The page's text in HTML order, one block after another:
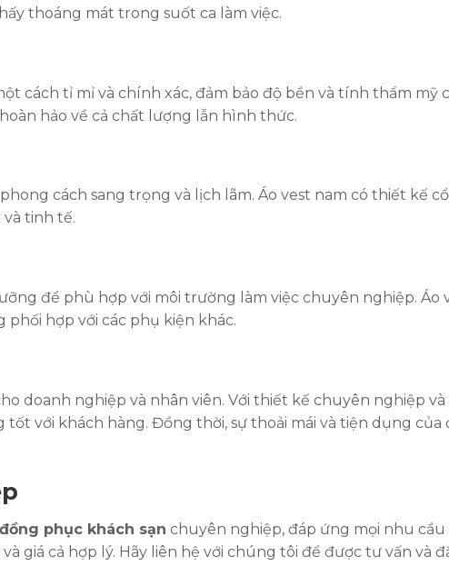
thoáng mát trong suốt ca làm việc.
tỉ mỉ và chính xác, đảm bảo độ bền và tính thẩm mỹ
hảo về cả chất lượng lẫn hình thức.
cách sang trọng và lịch lãm. Áo vest nam có thiết kế
tinh tế.
để phù hợp với môi trường làm việc chuyên nghiệp. Áo
hợp với các phụ kiện khác.
doanh nghiệp và nhân viên. Với thiết kế chuyên nghiệp
với khách hàng. Đồng thời, sự thoải mái và tiện dụng
đồng phục khách sạn chuyên nghiệp, đáp ứng mọi nhu
giá cả hợp lý. Hãy liên hệ với chúng tôi để được tư vấn và